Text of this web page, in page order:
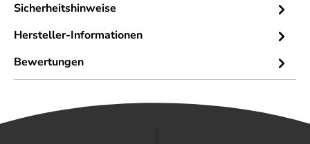
Sicherheitshinweise
Hersteller-Informationen
Bewertungen